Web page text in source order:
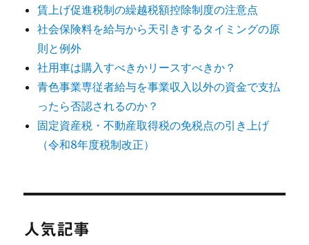
賃上げ促進税制の繰越税額控除制度の注意点
社会保険料を給与から天引きするタイミングの原
則と例外
社用車は購入すべきかリースすべきか？
青色事業専従者給与を事業収入以外の資金で支払
ったら否認されるのか？
固定資産税・不動産取得税の免税点の引き上げ
（令和8年度税制改正）
人気記事